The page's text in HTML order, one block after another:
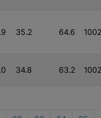
35.2 64.6
34.8 63.2